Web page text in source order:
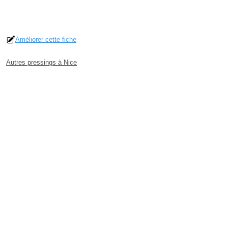
Améliorer cette fiche
Autres pressings à Nice